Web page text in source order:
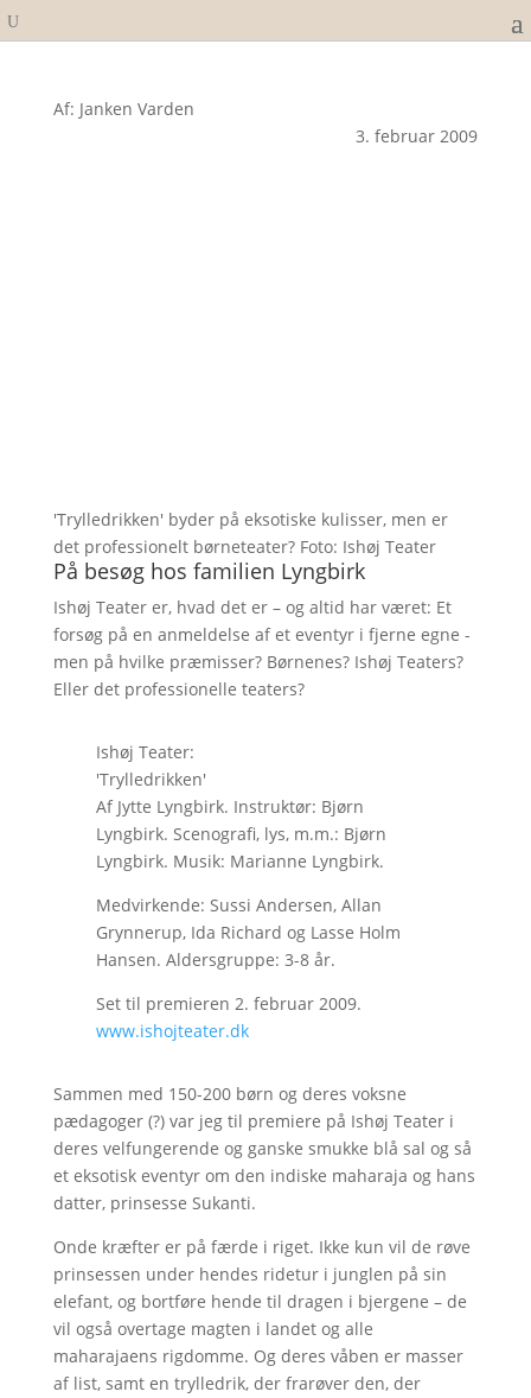
Af: Janken Varden
3. februar 2009
'Trylledrikken' byder på eksotiske kulisser, men er
det professionelt børneteater? Foto: Ishøj Teater
På besøg hos familien Lyngbirk
Ishøj Teater er, hvad det er – og altid har været: Et
forsøg på en anmeldelse af et eventyr i fjerne egne -
men på hvilke præmisser? Børnenes? Ishøj Teaters?
Eller det professionelle teaters?
Ishøj Teater:
'Trylledrikken'
Af Jytte Lyngbirk. Instruktør: Bjørn
Lyngbirk. Scenografi, lys, m.m.: Bjørn
Lyngbirk. Musik: Marianne Lyngbirk.
Medvirkende: Sussi Andersen, Allan
Grynnerup, Ida Richard og Lasse Holm
Hansen. Aldersgruppe: 3-8 år.
Set til premieren 2. februar 2009.
www.ishojteater.dk
Sammen med 150-200 børn og deres voksne
pædagoger (?) var jeg til premiere på Ishøj Teater i
deres velfungerende og ganske smukke blå sal og så
et eksotisk eventyr om den indiske maharaja og hans
datter, prinsesse Sukanti.
Onde kræfter er på færde i riget. Ikke kun vil de røve
prinsessen under hendes ridetur i junglen på sin
elefant, og bortføre hende til dragen i bjergene – de
vil også overtage magten i landet og alle
maharajaens rigdomme. Og deres våben er masser
af list, samt en trylledrik, der frarøver den, der